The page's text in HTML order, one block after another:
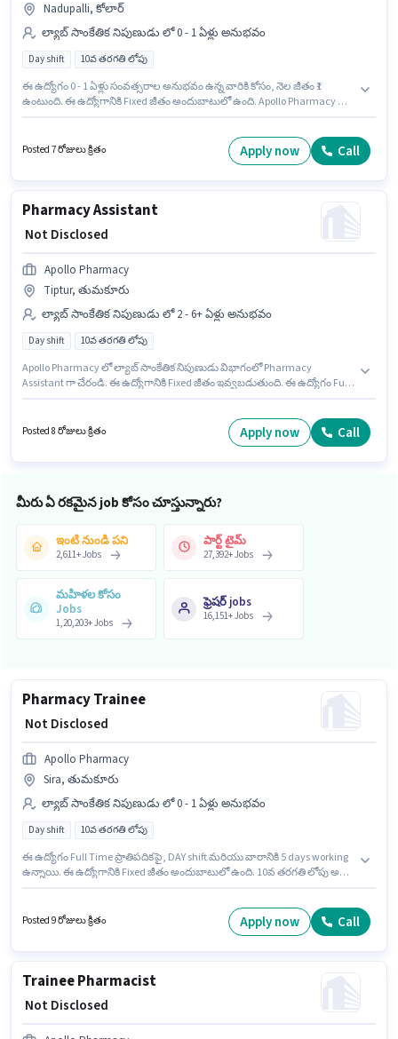
Nadupalli, కోలార్
ల్యాబ్ సాంకేతిక నిపుణుడు లో 0 - 1 ఏళ్లు అనుభవం
Day shift 10వ తరగతి లోపు
ఈ ఉద్యోగం 0 - 1 ఏళ్లు సంవత్సరాల అనుభవం ఉన్న వారికి కోసం, నెల జీతం ₹1
ఉంటుంది. ఈ ఉద్యోగానికి Fixed జీతం అందుబాటులో ఉంది. Apollo Pharmacy లో
అభ్యర్థులు దరఖాస్తు చేయవచ్చు. ఈ ఉద్యోగం Full Time ప్రాతిపదికపై, DAY shift
Posted 7 రోజులు క్రితం Apply now Call
Pharmacy Assistant
₹ Not Disclosed
Apollo Pharmacy
Tiptur, తుమకూరు
ల్యాబ్ సాంకేతిక నిపుణుడు లో 2 - 6+ ఏళ్లు అనుభవం
Day shift 10వ తరగతి లోపు
Apollo Pharmacy లో ల్యాబ్ సాంకేతిక నిపుణుడు విభాగంలో Pharmacy
Assistant గా చేరండి. ఈ ఉద్యోగానికి Fixed జీతం ఇవ్వబడుతుంది. ఈ ఉద్యోగం Full
ఉద్యోగానికి అప్లై చేసుకోవచ్చు. ఈ ఉద్యోగం 2 - 6+ ఏళ్లు సంవత్సరాల అనుభవం ఉన్న
Posted 8 రోజులు క్రితం Apply now Call
మీరు ఏ రకమైన job కోసం చూస్తున్నారు?
ఇంటి నుండి పని
2,611+Jobs
పార్ట్ టైమ్
27,392+Jobs
మహిళల కోసం
Jobs
1,20,203+Jobs
ఫ్రెషర్ jobs
16,151+Jobs
Pharmacy Trainee
₹ Not Disclosed
Apollo Pharmacy
Sira, తుమకూరు
ల్యాబ్ సాంకేతిక నిపుణుడు లో 0 - 1 ఏళ్లు అనుభవం
Day shift 10వ తరగతి లోపు
ఈ ఉద్యోగం Full Time ప్రాతిపదికపై, DAY shift మరియు వారానికి 5 days working
ఉన్నాయి. ఈ ఉద్యోగానికి Fixed జీతం అందుబాటులో ఉంది. 10వ తరగతి లోపు అర్హత
Trainee గా చేరండి. ఈ ఉద్యోగం 0 - 1 ఏళ్లు సంవత్సరాల అనుభవం ఉన్న వారికి కోసం
అనుకూలంగా ఉంటుంది. మీరు నెలకు ₹1 వరకు సంపాదించవచ్చు.
Posted 9 రోజులు క్రితం Apply now Call
Trainee Pharmacist
₹ Not Disclosed